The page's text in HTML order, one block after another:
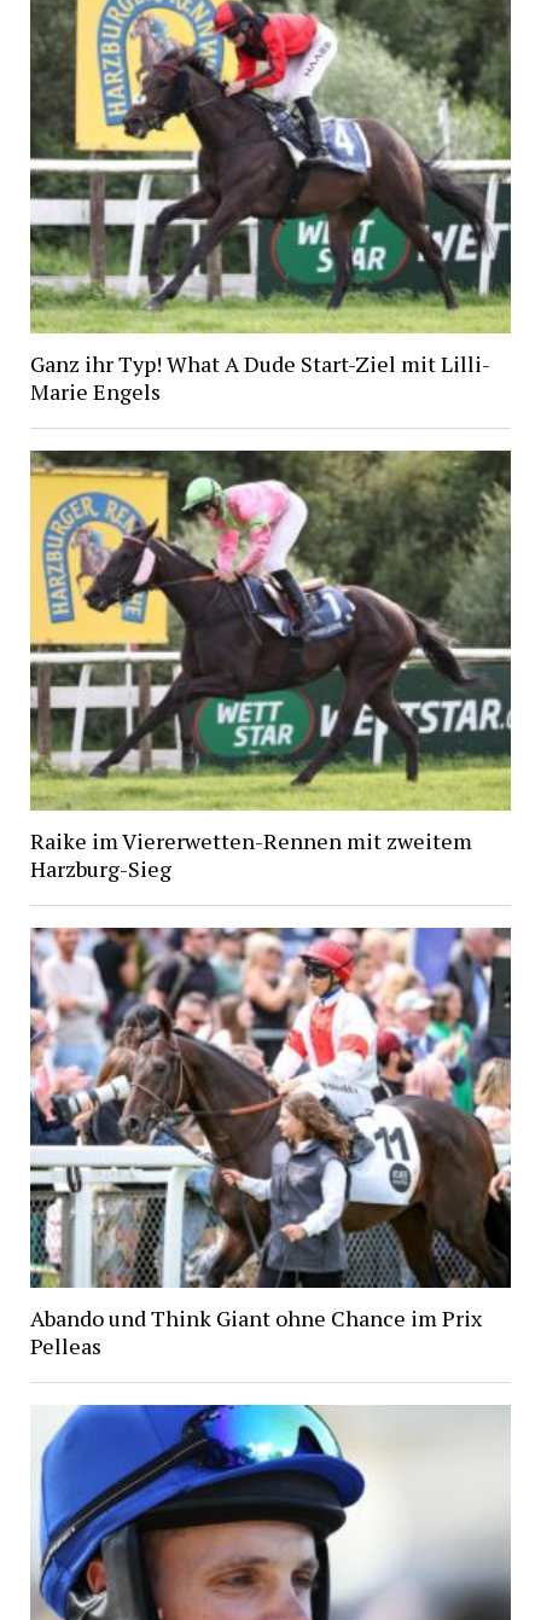
Ganz ihr Typ! What A Dude Start-Ziel mit Lilli-
Marie Engels
Raike im Viererwetten-Rennen mit zweitem
Harzburg-Sieg
Abando und Think Giant ohne Chance im Prix
Pelleas